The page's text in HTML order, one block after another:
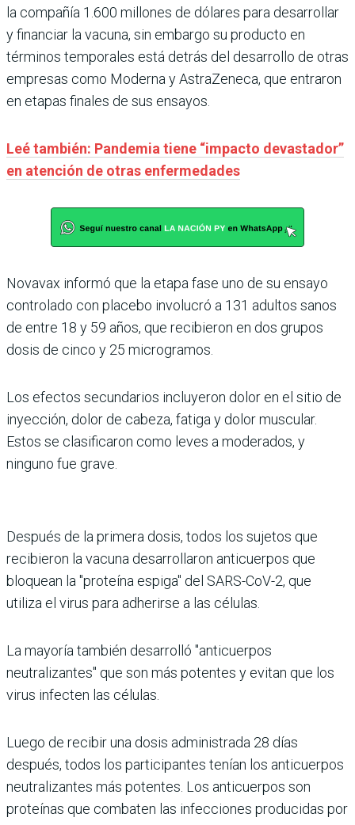
la compañía 1.600 millones de dólares para desarrollar
y financiar la vacuna, sin embargo su producto en
términos temporales está detrás del desarrollo de otras
empresas como Moderna y AstraZeneca, que entraron
en etapas finales de sus ensayos.
Leé también: Pandemia tiene “impacto devastador”
en atención de otras enfermedades
Novavax informó que la etapa fase uno de su ensayo
controlado con placebo involucró a 131 adultos sanos
de entre 18 y 59 años, que recibieron en dos grupos
dosis de cinco y 25 microgramos.
Los efectos secundarios incluyeron dolor en el sitio de
inyección, dolor de cabeza, fatiga y dolor muscular.
Estos se clasificaron como leves a moderados, y
ninguno fue grave.
Después de la primera dosis, todos los sujetos que
recibieron la vacuna desarrollaron anticuerpos que
bloquean la "proteína espiga" del SARS-CoV-2, que
utiliza el virus para adherirse a las células.
La mayoría también desarrolló "anticuerpos
neutralizantes" que son más potentes y evitan que los
virus infecten las células.
Luego de recibir una dosis administrada 28 días
después, todos los participantes tenían los anticuerpos
neutralizantes más potentes. Los anticuerpos son
proteínas que combaten las infecciones producidas por